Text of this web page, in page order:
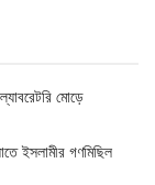
মোড়ে
ইসলামীর গণমিছিল